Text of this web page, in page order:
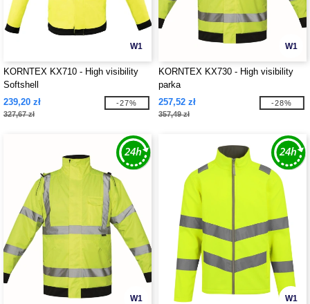
W1
KORNTEX KX710 - High visibility
Softshell
239,20 zł
327,67 zł
-27%
W1
KORNTEX KX730 - High visibility
parka
257,52 zł
357,49 zł
-28%
W1 W1